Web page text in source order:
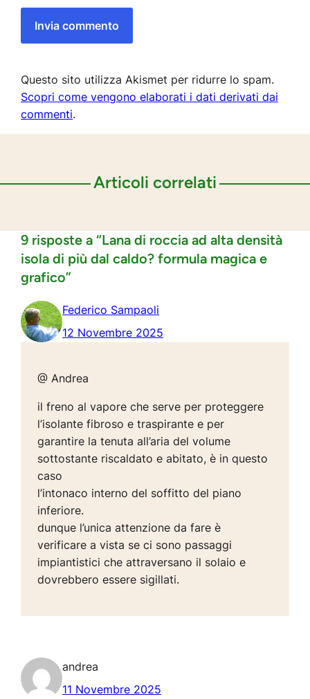
Questo sito utilizza Akismet per ridurre lo spam.
Scopri come vengono elaborati i dati derivati dai
commenti.
Articoli correlati
9 risposte a “Lana di roccia ad alta densità
isola di più dal caldo? formula magica e
grafico”
Federico Sampaoli
12 Novembre 2025
@ Andrea
il freno al vapore che serve per proteggere
l’isolante fibroso e traspirante e per
garantire la tenuta all’aria del volume
sottostante riscaldato e abitato, è in questo
caso
l’intonaco interno del soffitto del piano
inferiore.
dunque l’unica attenzione da fare è
verificare a vista se ci sono passaggi
impiantistici che attraversano il solaio e
dovrebbero essere sigillati.
andrea
11 Novembre 2025